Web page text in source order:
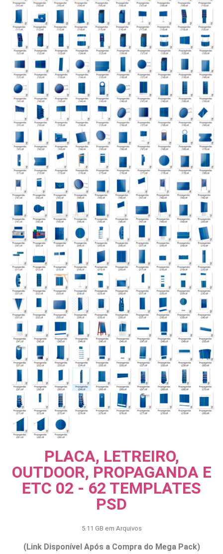
PLACA, LETREIRO,
OUTDOOR, PROPAGANDA E
ETC 02 - 62 TEMPLATES
PSD
5.11 GB em Arquivos
(Link Disponível Após a Compra do Mega Pack)